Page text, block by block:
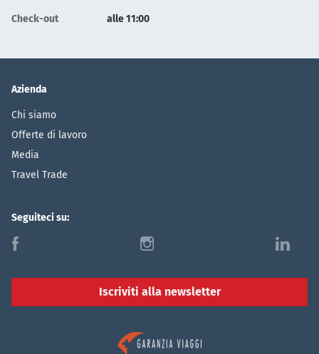
Check-out alle 11:00
Azienda
Chi siamo
Offerte di lavoro
Media
Travel Trade
Seguiteci su:
f i l
Iscriviti alla newsletter